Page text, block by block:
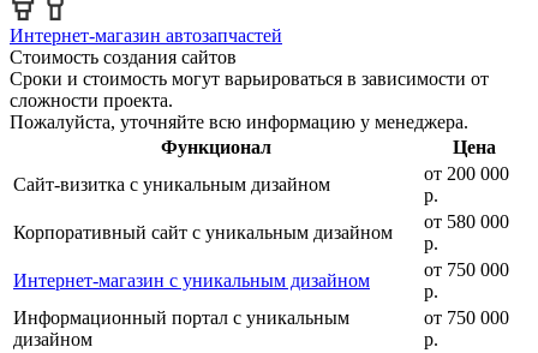
Интернет-магазин автозапчастей
Стоимость создания сайтов
Сроки и стоимость могут варьироваться в зависимости от
сложности проекта.
Пожалуйста, уточняйте всю информацию у менеджера.
Функционал
Цена
Сайт-визитка с уникальным дизайном
от 200 000
р.
Корпоративный сайт с уникальным дизайном
от 580 000
р.
Интернет-магазин с уникальным дизайном
от 750 000
р.
Информационный портал с уникальным
дизайном
от 750 000
р.